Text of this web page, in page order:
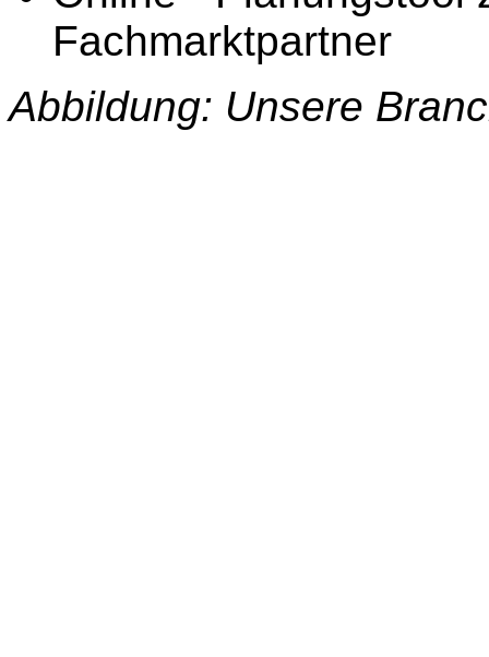
Fachmarktpartner
Abbildung: Unsere